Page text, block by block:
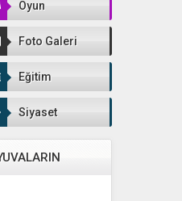
Oyun
Foto Galeri
Eğitim
Siyaset